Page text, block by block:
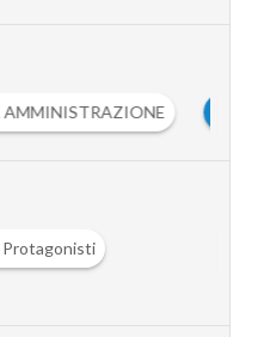
S startup
Protagonisti